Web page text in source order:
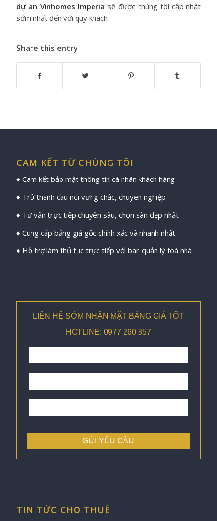
dự án Vinhomes Imperia sẽ được chúng tôi cập nhật
sớm nhất đến với quý khách
Share this entry
CAM KẾT TỪ CHÚNG TÔI
♦ Cam kết bảo mật thông tin cá nhân khách hàng
♦ Trở thành cầu nối vững chắc, chuyên nghiệp
♦ Tư vấn trực tiếp chuyên sâu, chọn sàn đẹp nhất
♦ Cung cấp bảng giá gốc chính xác và nhanh nhất
♦ Hỗ trợ làm thủ tục trực tiếp với ban quản lý toà nhà
LIÊN HỆ SỚM NHẬN MẶT BẰNG GIÁ TỐT
HOTLINE: 0977 260 357
TIN TỨC CHO THUÊ